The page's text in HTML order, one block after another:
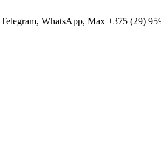
Telegram, WhatsApp, Max +375 (29)